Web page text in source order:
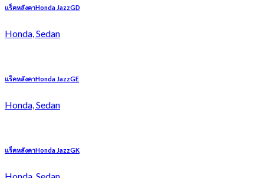
แร็คหลังคาHonda JazzGD
Honda, Sedan
แร็คหลังคาHonda JazzGE
Honda, Sedan
แร็คหลังคาHonda JazzGK